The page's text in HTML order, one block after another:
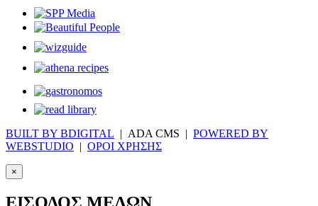
BUILT BY BDIGITAL | ADA CMS | POWERED BY
WEBSTUDIO | ΟΡΟΙ ΧΡΗΣΗΣ
×